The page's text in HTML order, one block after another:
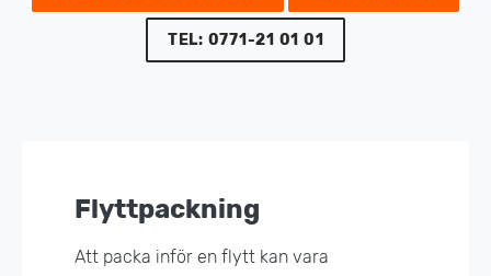
TEL: 0771-21 01 01
Flyttpackning
Att packa inför en flytt kan vara